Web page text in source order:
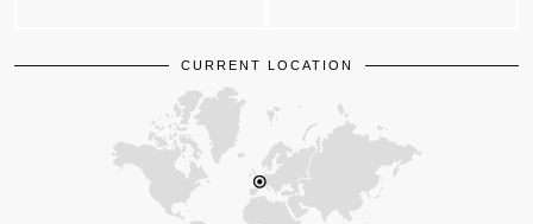
CURRENT LOCATION